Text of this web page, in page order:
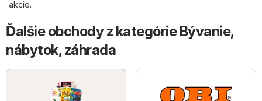
akcie.
Ďalšie obchody z kategórie Bývanie,
nábytok, záhrada